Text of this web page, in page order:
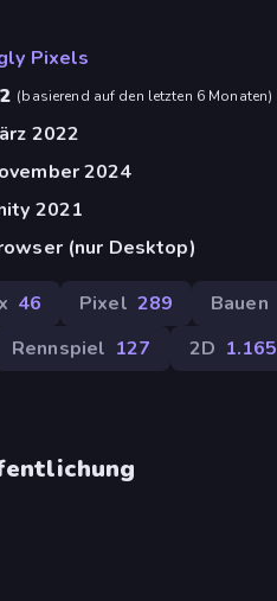
Pixels
(basierend auf den letzten 6 Monaten)
2022
2024
2021
(nur Desktop)
46 Pixel 289 Bauen
Rennspiel 127 2D 1.165